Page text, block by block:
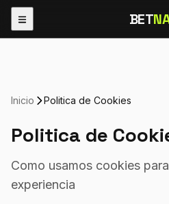
BET
Inicio Politica de Cookies
Politica de
Como usamos cookies
experiencia